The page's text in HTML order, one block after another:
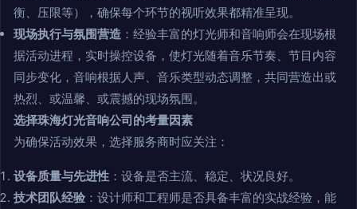
衡、压限等），确保每个环节的视听效果都精准呈现。
现场执行与氛围营造 ：经验丰富的灯光师和音响师会在现场根
据活动进程，实时操控设备，使灯光随着音乐节奏、节目内容
同步变化，音响根据人声、音乐类型动态调整，共同营造出或
热烈、或温馨、或震撼的现场氛围。
选择珠海灯光音响公司的考量因素
为确保活动效果，选择服务商时应关注：
设备质量与先进性 ：设备是否主流、稳定、状况良好。
技术团队经验 ：设计师和工程师是否具备丰富的实战经验，能